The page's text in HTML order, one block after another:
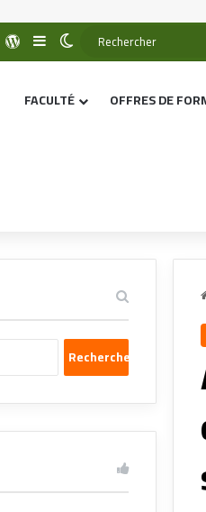
FACULTÉ OFFRES DE